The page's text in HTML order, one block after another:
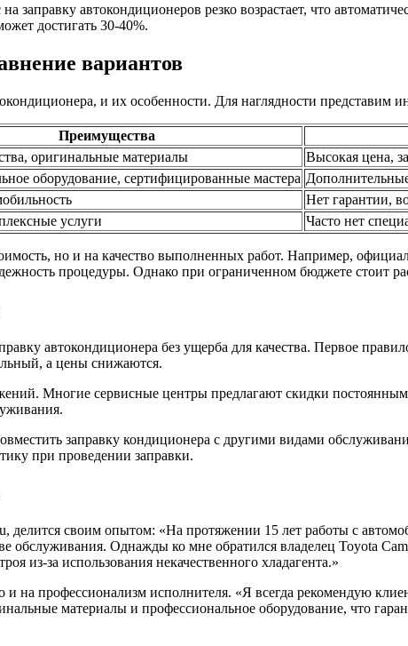
заправку автокондиционеров резко возрастает, что
достигать 30-40%.
вариантов
и их особенности. Для наглядности представим
Преимущества
оригинальные материалы
Высокая цена,
оборудование, сертифицированные мастера
Нет гарантии,
услуги Часто нет
но и на качество выполненных работ. Например,
процедуры. Однако при ограниченном бюджете стоит
автокондиционера без ущерба для качества. Первое
а цены снижаются.
Многие сервисные центры предлагают скидки
заправку кондиционера с другими видами
при проведении заправки.
своим опытом: «На протяжении 15 лет работы с
обслуживания. Однажды ко мне обратился владелец Toyota
из-за использования некачественного хладагента.»
на профессионализм исполнителя. «Я всегда рекомендую
материалы и профессиональное оборудование, что